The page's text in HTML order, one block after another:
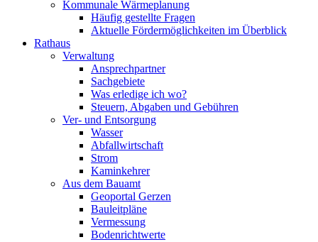
Kommunale Wärmeplanung
Häufig gestellte Fragen
Aktuelle Fördermöglichkeiten im Überblick
Rathaus
Verwaltung
Ansprechpartner
Sachgebiete
Was erledige ich wo?
Steuern, Abgaben und Gebühren
Ver- und Entsorgung
Wasser
Abfallwirtschaft
Strom
Kaminkehrer
Aus dem Bauamt
Geoportal Gerzen
Bauleitpläne
Vermessung
Bodenrichtwerte